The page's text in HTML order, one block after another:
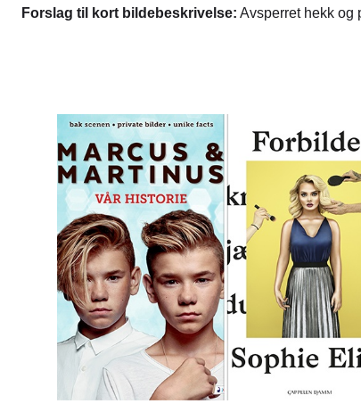
Forslag til kort bildebeskrivelse: Avsperret hekk og